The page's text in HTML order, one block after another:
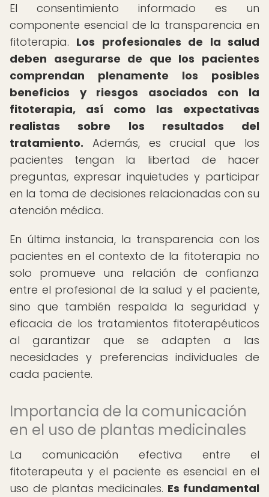
El consentimiento informado es un
componente esencial de la transparencia en
fitoterapia. Los profesionales de la salud
deben asegurarse de que los pacientes
comprendan plenamente los posibles
beneficios y riesgos asociados con la
fitoterapia, así como las expectativas
realistas sobre los resultados del
tratamiento. Además, es crucial que los
pacientes tengan la libertad de hacer
preguntas, expresar inquietudes y participar
en la toma de decisiones relacionadas con su
atención médica.
En última instancia, la transparencia con los
pacientes en el contexto de la fitoterapia no
solo promueve una relación de confianza
entre el profesional de la salud y el paciente,
sino que también respalda la seguridad y
eficacia de los tratamientos fitoterapéuticos
al garantizar que se adapten a las
necesidades y preferencias individuales de
cada paciente.
Importancia de la comunicación
en el uso de plantas medicinales
La comunicación efectiva entre el
fitoterapeuta y el paciente es esencial en el
uso de plantas medicinales. Es fundamental